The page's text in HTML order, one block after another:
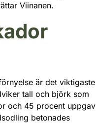
Viinanen.
är det viktigaste
tall och björk som
och 45 procent uppgav
betonades